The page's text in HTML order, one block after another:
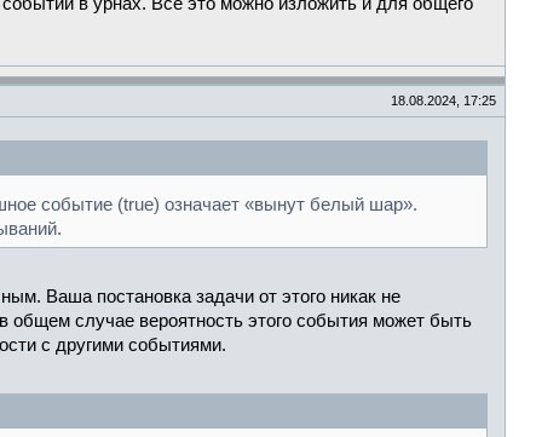
18.08.2024, 17:25
событие (true) означает «вынут белый шар».
Ваша постановка задачи от этого никак не
случае вероятность этого события может быть
с другими событиями.